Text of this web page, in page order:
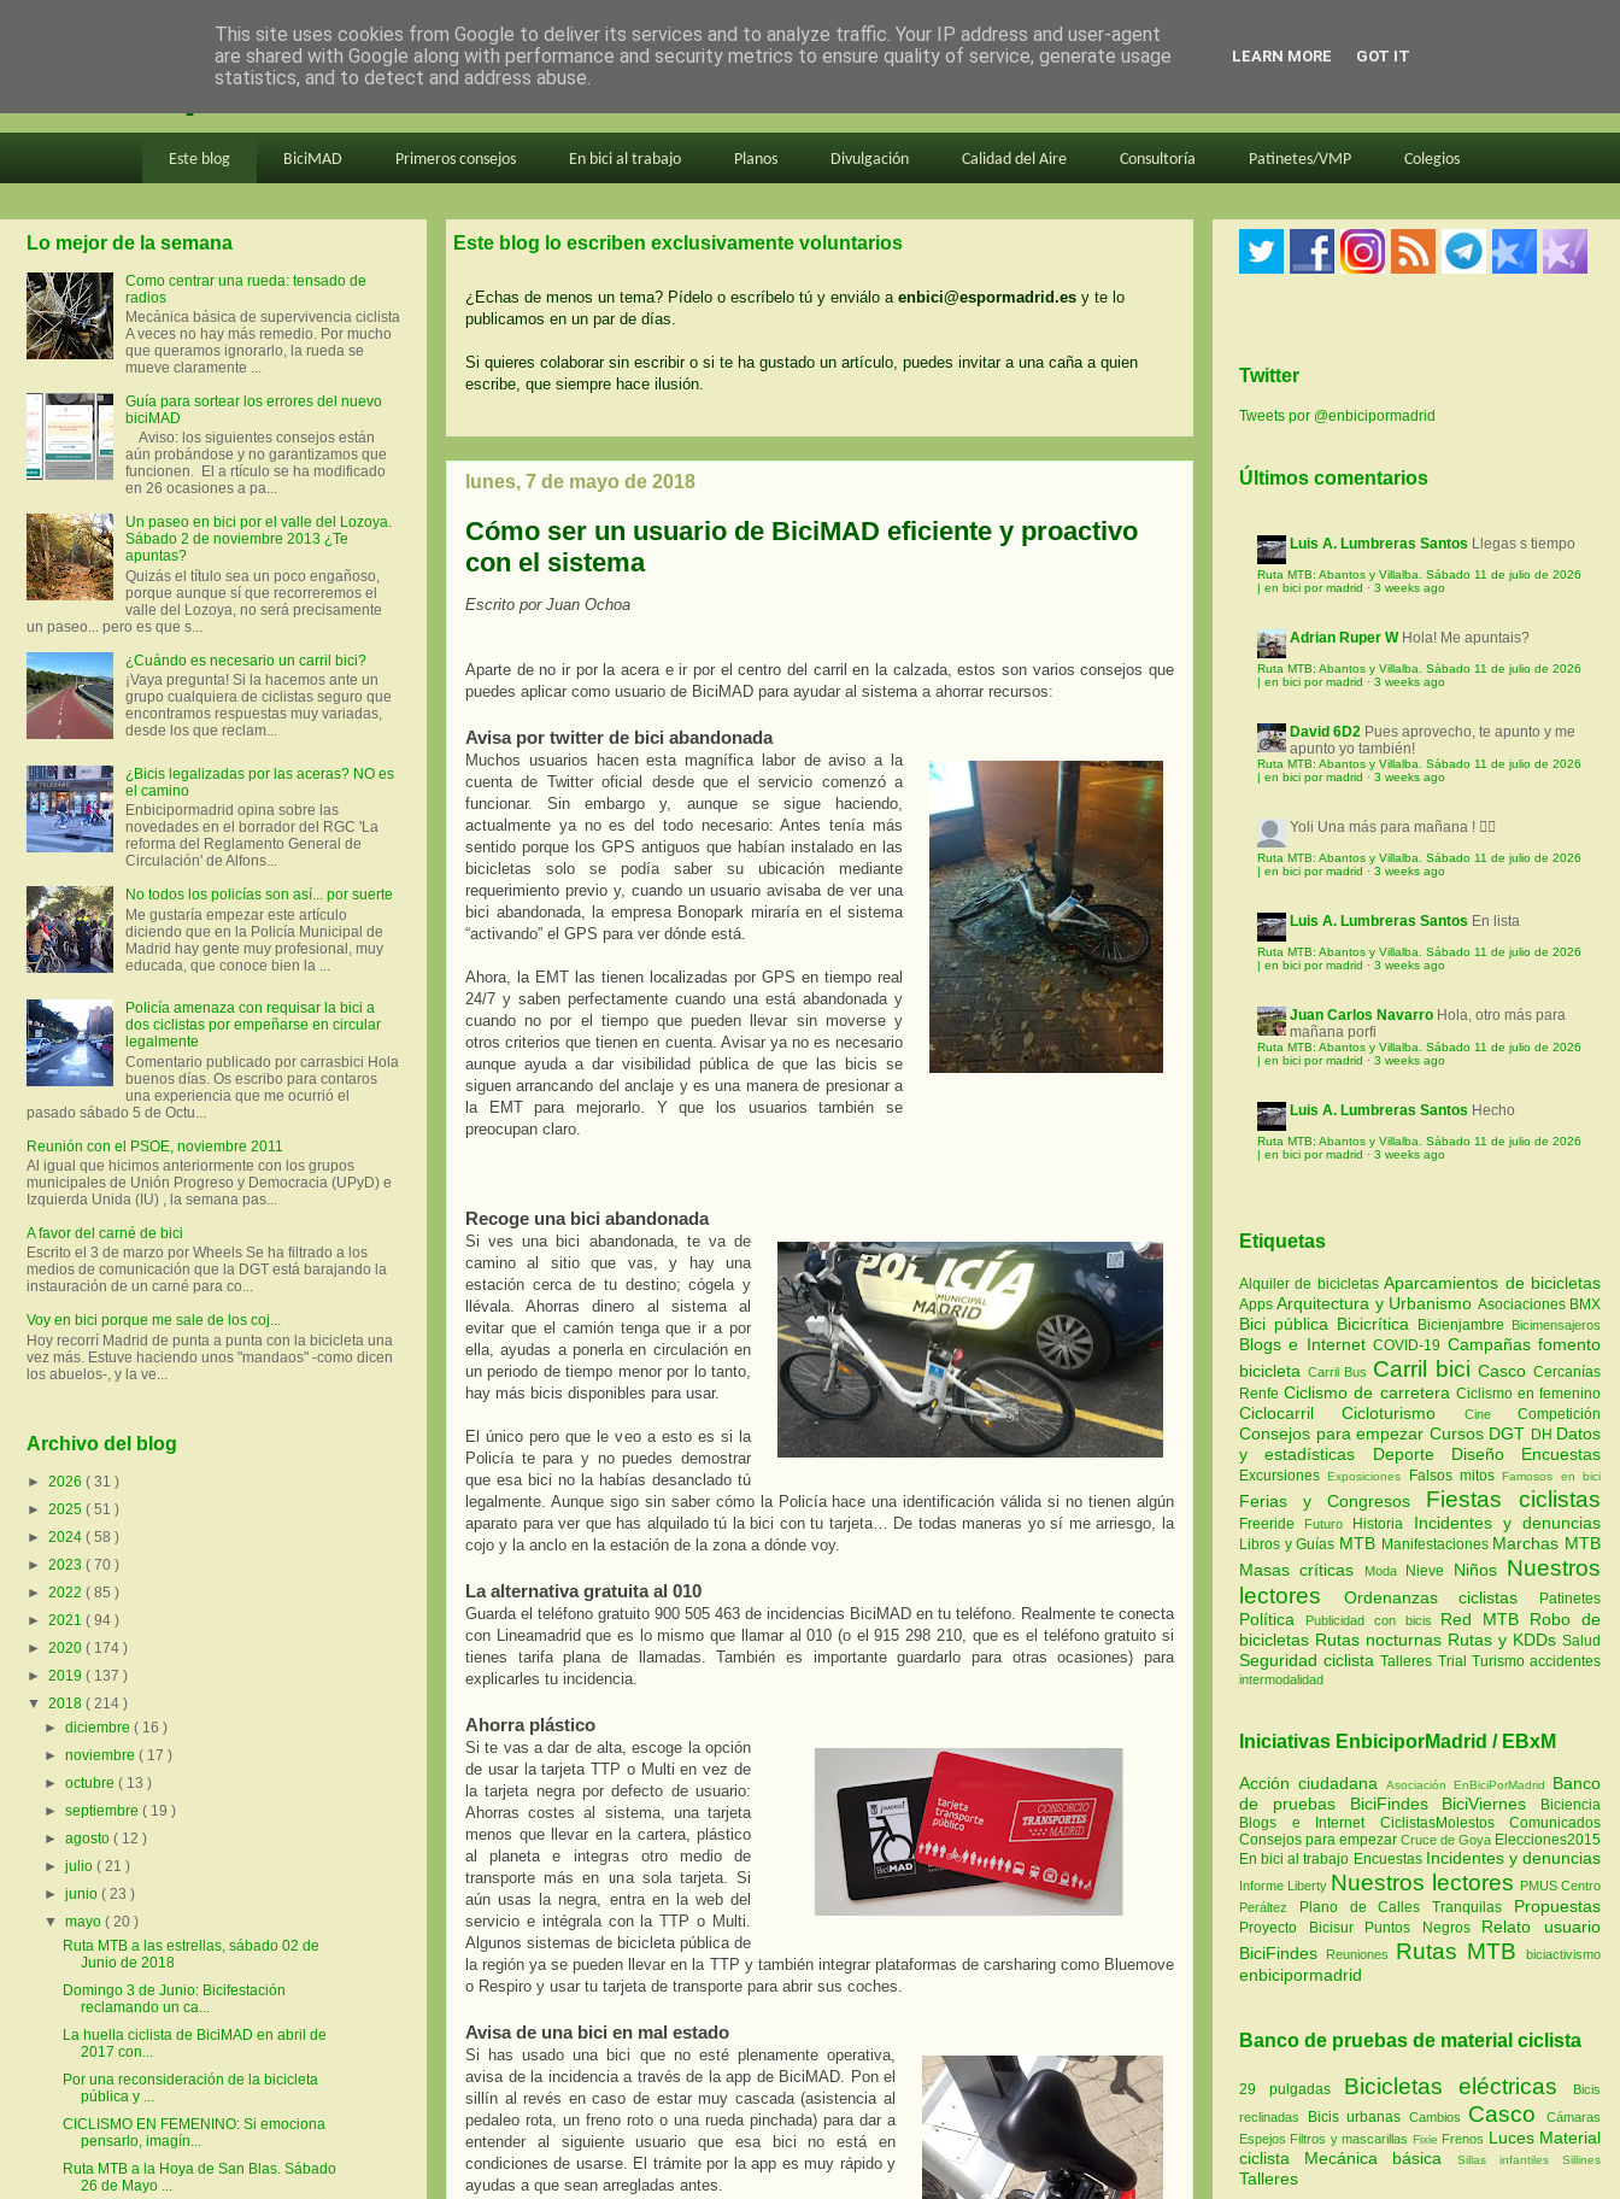
en bici por madrid
Este blog BiciMAD Primeros consejos En bici al trabajo Planos Divulgación Calidad del Aire Consultoría Patinetes/VMP Colegios
Este blog lo escriben exclusivamente voluntarios
¿Echas de menos un tema? Pídelo o escríbelo tú y enviálo a enbici@espormadrid.es y te lo
publicamos en un par de días.
Si quieres colaborar sin escribir o si te ha gustado un artículo, puedes invitar a una caña a quien
escribe, que siempre hace ilusión.
lunes, 7 de mayo de 2018
Cómo ser un usuario de BiciMAD eficiente y proactivo
con el sistema
Escrito por Juan Ochoa
Aparte de no ir por la acera e ir por el centro del carril en la calzada, estos son varios consejos que
puedes aplicar como usuario de BiciMAD para ayudar al sistema a ahorrar recursos:
Avisa por twitter de bici abandonada
Muchos usuarios hacen esta magnífica labor de aviso a la
cuenta de Twitter oficial desde que el servicio comenzó a
funcionar. Sin embargo y, aunque se sigue haciendo,
actualmente ya no es del todo necesario: Antes tenía más
sentido porque los GPS antiguos que habían instalado en las
bicicletas solo se podía saber su ubicación mediante
requerimiento previo y, cuando un usuario avisaba de ver una
bici abandonada, la empresa Bonopark miraría en el sistema
“activando” el GPS para ver dónde está.
Ahora, la EMT las tienen localizadas por GPS en tiempo real
24/7 y saben perfectamente cuando una está abandonada y
cuando no por el tiempo que pueden llevar sin moverse y
otros criterios que tienen en cuenta. Avisar ya no es necesario
aunque ayuda a dar visibilidad pública de que las bicis se
siguen arrancando del anclaje y es una manera de presionar a
la EMT para mejorarlo. Y que los usuarios también se
preocupan claro.
Recoge una bici abandonada
Si ves una bici abandonada, te va de
camino al sitio que vas, y hay una
estación cerca de tu destino; cógela y
llévala. Ahorras dinero al sistema al
evitar que el camión tenga que ir a por
ella, ayudas a ponerla en circulación en
un periodo de tiempo menor por lo tanto,
hay más bicis disponibles para usar.
El único pero que le veo a esto es si la
Policía te para y no puedes demostrar
que esa bici no la habías desanclado tú
legalmente. Aunque sigo sin saber cómo la Policía hace una identificación válida si no tienen algún
aparato para ver que has alquilado tú la bici con tu tarjeta… De todas maneras yo sí me arriesgo, la
cojo y la anclo en la estación de la zona a dónde voy.
La alternativa gratuita al 010
Guarda el teléfono gratuito 900 505 463 de incidencias BiciMAD en tu teléfono. Realmente te conecta
con Lineamadrid que es lo mismo que llamar al 010 (o el 915 298 210, que es el teléfono gratuito si
tienes tarifa plana de llamadas. También es importante guardarlo para otras ocasiones) para
explicarles tu incidencia.
Ahorra plástico
Si te vas a dar de alta, escoge la opción
de usar la tarjeta TTP o Multi en vez de
la tarjeta negra por defecto de usuario:
Ahorras costes al sistema, una tarjeta
menos que llevar en la cartera, plástico
al planeta e integras otro medio de
transporte más en una sola tarjeta. Si
aún usas la negra, entra en la web del
servicio e intégrala con la TTP o Multi.
Algunos sistemas de bicicleta pública de
la región ya se pueden llevar en la TTP y también integrar plataformas de carsharing como Bluemove
o Respiro y usar tu tarjeta de transporte para abrir sus coches.
Avisa de una bici en mal estado
Si has usado una bici que no esté plenamente operativa,
avisa de la incidencia a través de la app de BiciMAD. Pon el
sillín al revés en caso de estar muy cascada (asistencia al
pedaleo rota, un freno roto o una rueda pinchada) para dar a
entender al siguiente usuario que esa bici no está en
condiciones de usarse. El trámite por la app es muy rápido y
ayudas a que sean arregladas antes.
Lo mejor de la semana
Como centrar una rueda: tensado de
radios
Mecánica básica de supervivencia ciclista
A veces no hay más remedio. Por mucho
que queramos ignorarlo, la rueda se
mueve claramente ...
Guía para sortear los errores del nuevo
biciMAD
Aviso: los siguientes consejos están
aún probándose y no garantizamos que
funcionen. El a rtículo se ha modificado
en 26 ocasiones a pa...
Un paseo en bici por el valle del Lozoya.
Sábado 2 de noviembre 2013 ¿Te
apuntas?
Quizás el título sea un poco engañoso,
porque aunque sí que recorreremos el
valle del Lozoya, no será precisamente
un paseo... pero es que s...
¿Cuándo es necesario un carril bici?
¡Vaya pregunta! Si la hacemos ante un
grupo cualquiera de ciclistas seguro que
encontramos respuestas muy variadas,
desde los que reclam...
¿Bicis legalizadas por las aceras? NO es
el camino
Enbicipormadrid opina sobre las
novedades en el borrador del RGC 'La
reforma del Reglamento General de
Circulación' de Alfons...
No todos los policías son así... por suerte
Me gustaría empezar este artículo
diciendo que en la Policía Municipal de
Madrid hay gente muy profesional, muy
educada, que conoce bien la ...
Policía amenaza con requisar la bici a
dos ciclistas por empeñarse en circular
legalmente
Comentario publicado por carrasbici Hola
buenos días. Os escribo para contaros
una experiencia que me ocurrió el
pasado sábado 5 de Octu...
Reunión con el PSOE, noviembre 2011
Al igual que hicimos anteriormente con los grupos
municipales de Unión Progreso y Democracia (UPyD) e
Izquierda Unida (IU) , la semana pas...
A favor del carné de bici
Escrito el 3 de marzo por Wheels Se ha filtrado a los
medios de comunicación que la DGT está barajando la
instauración de un carné para co...
Voy en bici porque me sale de los coj...
Hoy recorrí Madrid de punta a punta con la bicicleta una
vez más. Estuve haciendo unos "mandaos" -como dicen
los abuelos-, y la ve...
Archivo del blog
► 2026 ( 31 )
► 2025 ( 51 )
► 2024 ( 58 )
► 2023 ( 70 )
► 2022 ( 85 )
► 2021 ( 94 )
► 2020 ( 174 )
► 2019 ( 137 )
▼ 2018 ( 214 )
►diciembre( 16 )
►noviembre( 17 )
►octubre( 13 )
►septiembre( 19 )
►agosto( 12 )
►julio( 21 )
►junio( 23 )
▼mayo( 20 )
Ruta MTB a las estrellas, sábado 02 de
Junio de 2018
Domingo 3 de Junio: Bicifestación
reclamando un ca...
La huella ciclista de BiciMAD en abril de
2017 con...
Por una reconsideración de la bicicleta
pública y ...
CICLISMO EN FEMENINO: Si emociona
pensarlo, imagín...
Ruta MTB a la Hoya de San Blas. Sábado
26 de Mayo ...
Twitter
Tweets por @enbicipormadrid
Últimos comentarios
Luis A. Lumbreras Santos Llegas s tiempo
Ruta MTB: Abantos y Villalba. Sábado 11 de julio de 2026
| en bici por madrid · 3 weeks ago
Adrian Ruper W Hola! Me apuntais?
Ruta MTB: Abantos y Villalba. Sábado 11 de julio de 2026
| en bici por madrid · 3 weeks ago
David 6D2 Pues aprovecho, te apunto y me
apunto yo también!
Ruta MTB: Abantos y Villalba. Sábado 11 de julio de 2026
| en bici por madrid · 3 weeks ago
Yoli Una más para mañana ! 🚵‍♀️
Ruta MTB: Abantos y Villalba. Sábado 11 de julio de 2026
| en bici por madrid · 3 weeks ago
Luis A. Lumbreras Santos En lista
Ruta MTB: Abantos y Villalba. Sábado 11 de julio de 2026
| en bici por madrid · 3 weeks ago
Juan Carlos Navarro Hola, otro más para
mañana porfi
Ruta MTB: Abantos y Villalba. Sábado 11 de julio de 2026
| en bici por madrid · 3 weeks ago
Luis A. Lumbreras Santos Hecho
Ruta MTB: Abantos y Villalba. Sábado 11 de julio de 2026
| en bici por madrid · 3 weeks ago
Etiquetas
Alquiler de bicicletasAparcamientos de bicicletas
AppsArquitectura y Urbanismo Asociaciones BMX
Bici pública Bicicrítica Bicienjambre Bicimensajeros
Blogs e InternetCOVID-19 Campañas fomento
bicicleta Carril Bus Carril biciCascoCercanías
RenfeCiclismo de carretera Ciclismo en femenino
CiclocarrilCicloturismo CineCompetición
Consejos para empezar Cursos DGT DH Datos
y estadísticas Deporte Diseño Encuestas
ExcursionesExposiciones Falsos mitosFamosos en bici
Ferias y Congresos Fiestas ciclistas
Freeride Futuro Historia Incidentes y denuncias
Libros y Guías MTB Manifestaciones Marchas MTB
Masas críticas
Moda Nieve Niños Nuestros
lectores
Ordenanzas ciclistas Patinetes
Política Publicidad con bicis Red MTB Robo de
bicicletas Rutas nocturnas Rutas y KDDs Salud
Seguridad ciclistaTalleres Trial Turismoaccidentes
intermodalidad
Iniciativas EnbiciporMadrid / EBxM
Acción ciudadana Asociación EnBiciPorMadrid
Banco
de pruebas
BiciFindes BiciViernes
Biciencia
Blogs e Internet
CiclistasMolestos
Comunicados
Consejos para empezar Cruce de Goya Elecciones2015
En bici al trabajo Encuestas Incidentes y denuncias
Informe Liberty Nuestros lectores
PMUS Centro
Peráltez
Plano de Calles Tranquilas Propuestas
Proyecto Bicisur Puntos Negros
Relato usuario
BiciFindes
Reuniones Rutas MTB biciactivismo
enbicipormadrid
Banco de pruebas de material ciclista
29 pulgadas Bicicletas eléctricas
Bicis
reclinadas
Bicis urbanas Cambios Casco
Cámaras
Espejos Filtros y mascarillas Fixie Frenos Luces Material
ciclista
Mecánica básica Sillas infantiles Sillines
Talleres
This site uses cookies from Google to deliver its services and to analyze traffic. Your IP address and user-agent
are shared with Google along with performance and security metrics to ensure quality of service, generate usage
statistics, and to detect and address abuse.
LEARN MORE GOT IT